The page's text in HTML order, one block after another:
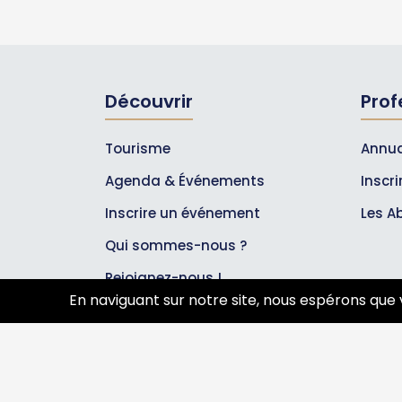
Découvrir
Tourisme
Agenda & Événements
Inscrire un événement
Qui sommes-nous ?
Rejoignez-nous !
Partenaires
Les
En naviguant sur notre site, nous espérons